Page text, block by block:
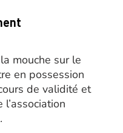
mouche sur le
en possession
de validité et